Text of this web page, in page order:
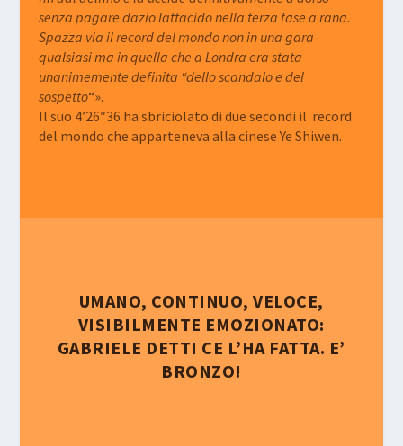
senza pagare dazio lattacido nella terza fase a rana.
Spazza via il record del mondo non in una gara
qualsiasi ma in quella che a Londra era stata
unanimemente definita “dello scandalo e del
sospetto“».
Il suo 4’26″36 ha sbriciolato di due secondi il record
del mondo che apparteneva alla cinese Ye Shiwen.
UMANO, CONTINUO, VELOCE,
VISIBILMENTE EMOZIONATO:
GABRIELE DETTI CE L’HA FATTA. E’
BRONZO!